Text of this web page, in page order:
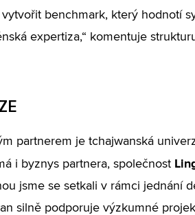
benchmark, který hodnotí
expertiza,“ komentuje
partnerem je tchajwanská
i byznys partnera, společnost
jsme se setkali v rámci jednání
silně podporuje výzkumné